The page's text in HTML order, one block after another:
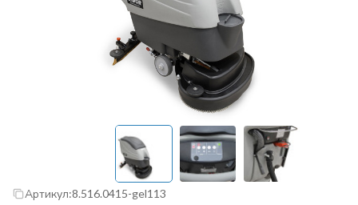
Артикул:8.516.0415-gel113